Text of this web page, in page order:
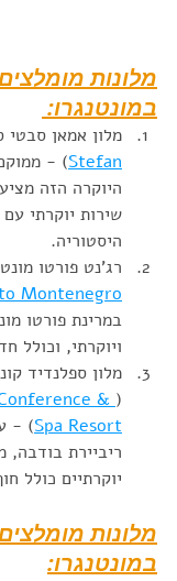
מלונות
במונטנגרו:
מלון אמאן סבטי
Stefan
) -
היוקרה הזה
שירות יוקרתי
היסטוריה.
רג'נט פורטו
Montenegro
במרינת פורטו
ויוקרתי, וכולל
מלון ספלנדיד
(
&
Spa Resort
) -
ריביירת בודבה,
יוקרתיים כולל
מלונות
במונטנגרו: